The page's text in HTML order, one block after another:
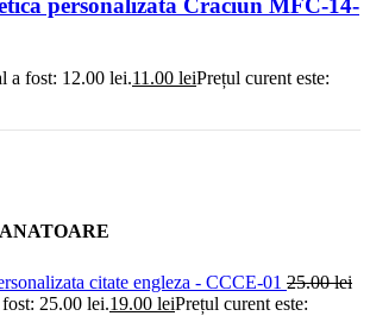
personalizata Craciun MFC-14-
a fost: 12.00 lei.11.00 leiPrețul curent este:
citate engleza - CCCE-01 25.00lei
25.00 lei.19.00 leiPrețul curent este: